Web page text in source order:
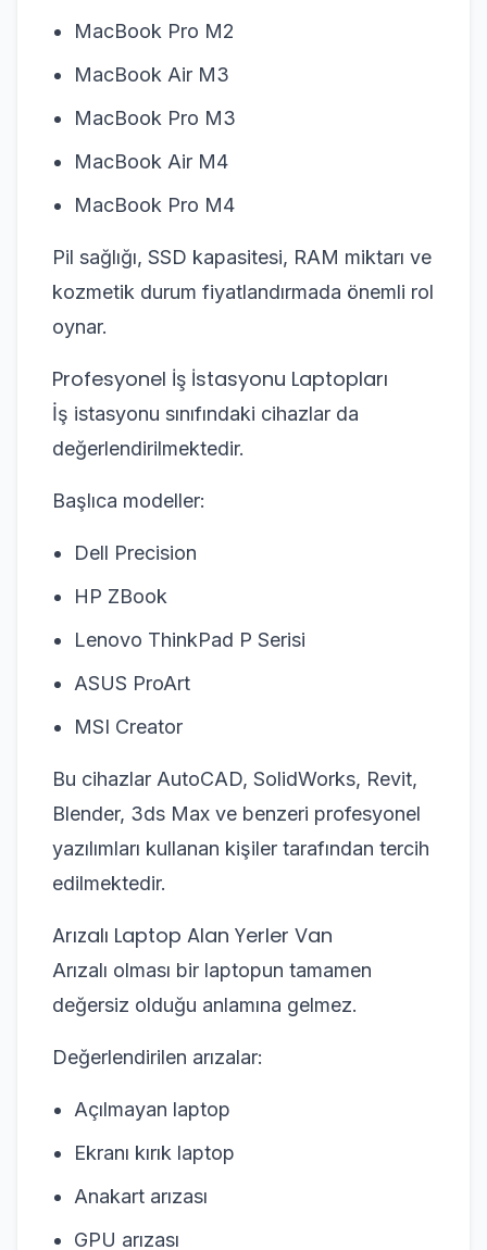
MacBook Pro M2
MacBook Air M3
MacBook Pro M3
MacBook Air M4
MacBook Pro M4
Pil sağlığı, SSD kapasitesi, RAM miktarı ve
kozmetik durum fiyatlandırmada önemli rol
oynar.
Profesyonel İş İstasyonu Laptopları
İş istasyonu sınıfındaki cihazlar da
değerlendirilmektedir.
Başlıca modeller:
Dell Precision
HP ZBook
Lenovo ThinkPad P Serisi
ASUS ProArt
MSI Creator
Bu cihazlar AutoCAD, SolidWorks, Revit,
Blender, 3ds Max ve benzeri profesyonel
yazılımları kullanan kişiler tarafından tercih
edilmektedir.
Arızalı Laptop Alan Yerler Van
Arızalı olması bir laptopun tamamen
değersiz olduğu anlamına gelmez.
Değerlendirilen arızalar:
Açılmayan laptop
Ekranı kırık laptop
Anakart arızası
GPU arızası